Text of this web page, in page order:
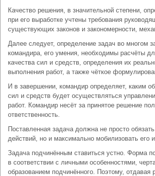
Качество решения, в значительной степени,
при его выработке учтены требования
существующих законов и закономерности,
Далее следует, определение задач во многом
командира, его умения, необходимы расчёты
качества сил и средств, определения их
выполнения работ, а также чёткое
И в завершении, командир определяет, каким
сил и средств будет осуществляться
работ. Командир несёт за принятое решение
ответственность.
Поставленная задача должна не просто
действий, но и максимально мобилизовать его
Задача подчинённым ставиться устно. Форма
в соответствии с личными особенностями,
образованием подчинённого. Поэтому, отдавая